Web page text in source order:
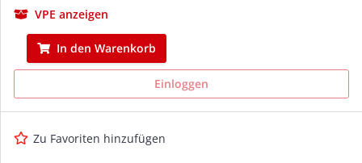
VPE anzeigen
In den Warenkorb
Einloggen
Zu Favoriten hinzufügen